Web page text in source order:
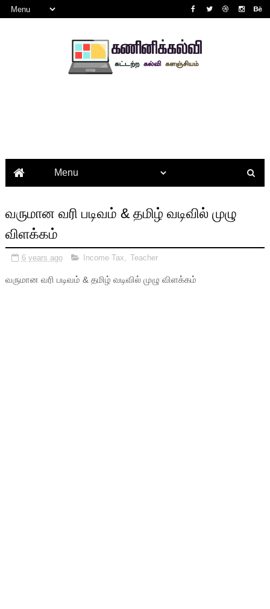
வருமான வரி படிவம் & தமிழ் வடிவில் முழு
விளக்கம்
6 years ago Income Tax Teacher
வருமான வரி படிவம் & தமிழ் வடிவில் முழு விளக்கம்